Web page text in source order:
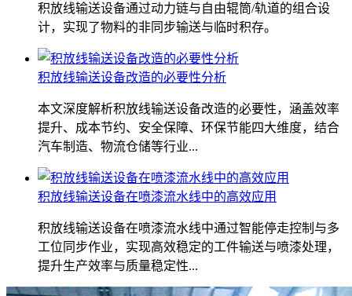
积放线输送设备通过动力链与自由辊筒/轨道的组合设
计，实现了物料的非同步输送与临时积存。
积放线输送设备改造的必要性分析
本文深度解析积放线输送设备改造的必要性，涵盖效率
提升、成本节约、安全保障、环保节能四大维度，结合
汽车制造、物流仓储等行业...
积放线输送设备在喷漆流水线中的高效应用
积放线输送设备在喷漆流水线中通过智能停走控制与多
工位同步作业，实现高效稳定的工件输送与喷漆处理，
提升生产效率与质量稳定性...